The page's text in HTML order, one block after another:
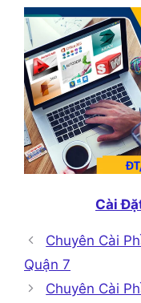
Cài
Chuyên Cài
Quận 7
Chuyên Cài